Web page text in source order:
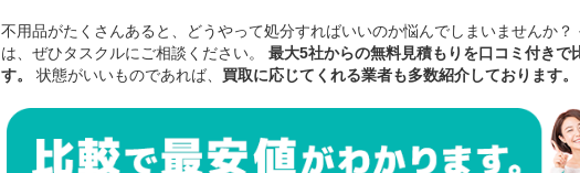
不用品がたくさんあると、どうやって処分すればいいのか悩んでしまいませんか？
は、ぜひタスクルにご相談ください。 最大5社からの無料見積もりを口コミ付きで
す。
状態がいいものであれば、 買取に応じてくれる業者も多数紹介しております。